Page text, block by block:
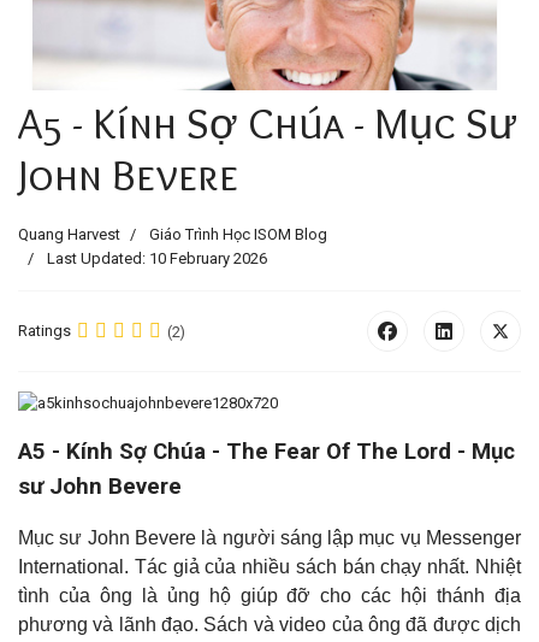
A5 - Kính Sợ Chúa - Mục Sư
John Bevere
Quang Harvest
Giáo Trình Học ISOM Blog
Last Updated: 10 February 2026
Ratings (2)
A5 - Kính Sợ Chúa - The Fear Of The Lord - Mục
sư John Bevere
Mục sư John Bevere là người sáng lập mục vụ Messenger
International. Tác giả của nhiều sách bán chạy nhất. Nhiệt
tình của ông là ủng hộ giúp đỡ cho các hội thánh địa
phương và lãnh đạo. Sách và video của ông đã được dịch